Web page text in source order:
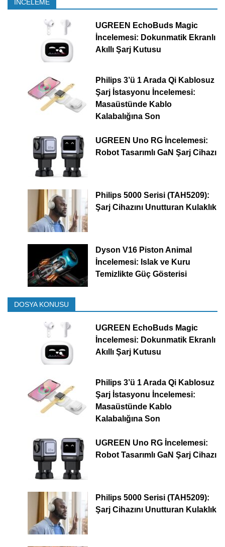
İNCELEME
UGREEN EchoBuds Magic
İncelemesi: Dokunmatik Ekranlı
Akıllı Şarj Kutusu
Philips 3’ü 1 Arada Qi Kablosuz
Şarj İstasyonu İncelemesi:
Masaüstünde Kablo
Kalabalığına Son
UGREEN Uno RG İncelemesi:
Robot Tasarımlı GaN Şarj Cihazı
Philips 5000 Serisi (TAH5209):
Şarj Cihazını Unutturan Kulaklık
Dyson V16 Piston Animal
İncelemesi: Islak ve Kuru
Temizlikte Güç Gösterisi
DOSYA KONUSU
UGREEN EchoBuds Magic
İncelemesi: Dokunmatik Ekranlı
Akıllı Şarj Kutusu
Philips 3’ü 1 Arada Qi Kablosuz
Şarj İstasyonu İncelemesi:
Masaüstünde Kablo
Kalabalığına Son
UGREEN Uno RG İncelemesi:
Robot Tasarımlı GaN Şarj Cihazı
Philips 5000 Serisi (TAH5209):
Şarj Cihazını Unutturan Kulaklık